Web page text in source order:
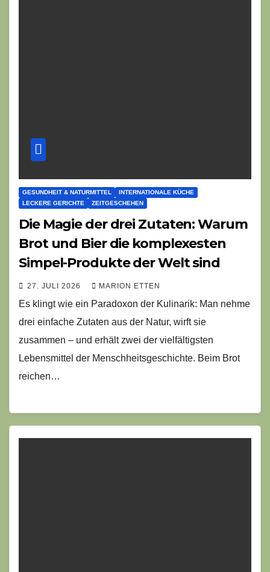
GESUNDHEIT & NATURMITTEL
INTERNATIONALE KÜCHE
LECKERE GERICHTE
ZEITGESCHEHEN
Die Magie der drei Zutaten: Warum
Brot und Bier die komplexesten
Simpel-Produkte der Welt sind
27. JULI 2026 MARION ETTEN
Es klingt wie ein Paradoxon der Kulinarik: Man nehme
drei einfache Zutaten aus der Natur, wirft sie
zusammen – und erhält zwei der vielfältigsten
Lebensmittel der Menschheitsgeschichte. Beim Brot
reichen…